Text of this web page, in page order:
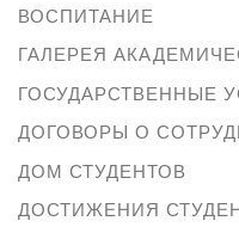
ВОСПИТАНИЕ
ГАЛЕРЕЯ
ГОСУДАРСТВЕННЫЕ
ДОГОВОРЫ О
ДОМ СТУДЕНТОВ
ДОСТИЖЕНИЯ